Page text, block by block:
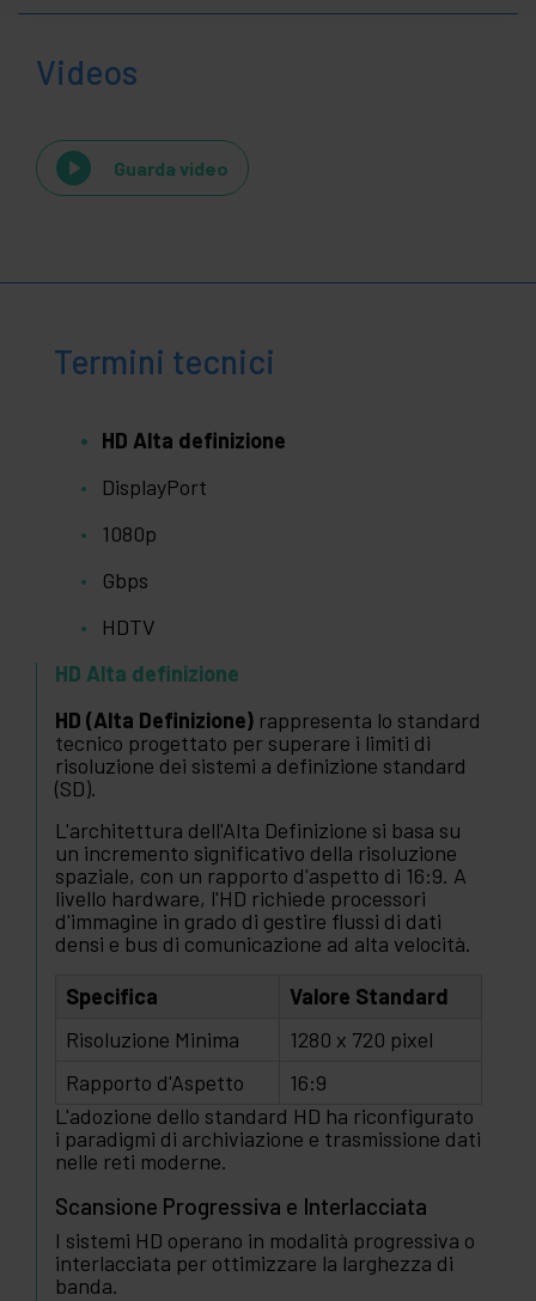
Videos
Guarda video
Termini tecnici
HD Alta definizione
DisplayPort
1080p
Gbps
HDTV
HD Alta definizione
HD (Alta Definizione) rappresenta lo standard
tecnico progettato per superare i limiti di
risoluzione dei sistemi a definizione standard
(SD).
L'architettura dell'Alta Definizione si basa su
un incremento significativo della risoluzione
spaziale, con un rapporto d'aspetto di 16:9. A
livello hardware, l'HD richiede processori
d'immagine in grado di gestire flussi di dati
densi e bus di comunicazione ad alta velocità.
Specifica
Valore Standard
Risoluzione Minima
1280 x 720 pixel
Rapporto d'Aspetto
16:9
L'adozione dello standard HD ha riconfigurato
i paradigmi di archiviazione e trasmissione dati
nelle reti moderne.
Scansione Progressiva e Interlacciata
I sistemi HD operano in modalità progressiva o
interlacciata per ottimizzare la larghezza di
banda.